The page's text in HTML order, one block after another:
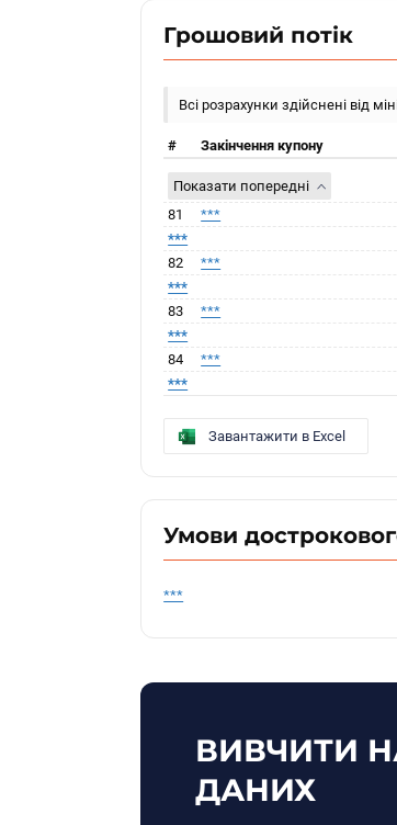
Грошовий потік
Всі розрахунки здійснені від
# Закінчення купону
Показати попередні
81
***
***
82
***
***
83
***
***
84
***
***
Завантажити в Excel
Умови
***
ВИВЧИТИ
ДАНИХ